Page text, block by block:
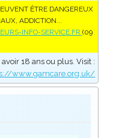
ÊTRE DANGEREUX
ADDICTION...
INFO-SERVICE.FR (09
18 ans ou plus. Visit :
www.gamcare.org.uk/